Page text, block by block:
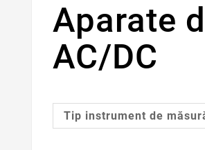
Aparate
AC/DC
Tip instrument de